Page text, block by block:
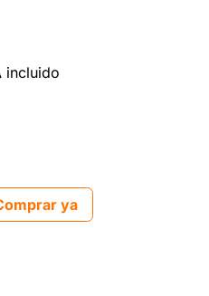
incluido
ya